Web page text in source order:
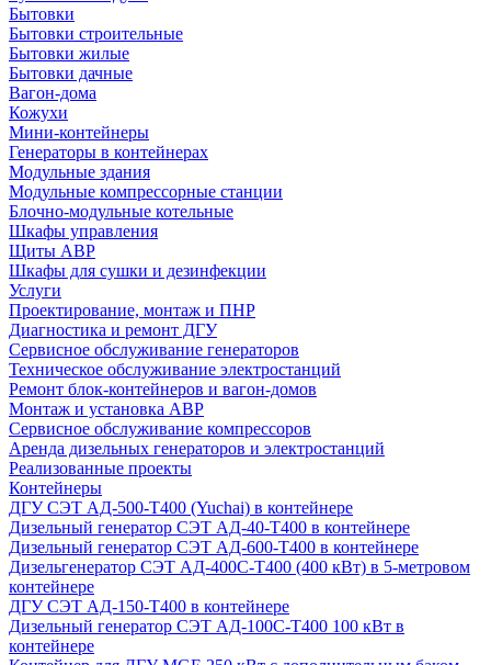
Бытовки
Бытовки строительные
Бытовки жилые
Бытовки дачные
Вагон-дома
Кожухи
Мини-контейнеры
Генераторы в контейнерах
Модульные здания
Модульные компрессорные станции
Блочно-модульные котельные
Шкафы управления
Щиты АВР
Шкафы для сушки и дезинфекции
Услуги
Проектирование, монтаж и ПНР
Диагностика и ремонт ДГУ
Сервисное обслуживание генераторов
Техническое обслуживание электростанций
Ремонт блок-контейнеров и вагон-домов
Монтаж и установка АВР
Сервисное обслуживание компрессоров
Аренда дизельных генераторов и электростанций
Реализованные проекты
Контейнеры
ДГУ СЭТ АД-500-Т400 (Yuchai) в контейнере
Дизельный генератор СЭТ АД-40-Т400 в контейнере
Дизельный генератор СЭТ АД-600-Т400 в контейнере
Дизельгенератор СЭТ АД-400С-Т400 (400 кВт) в 5-метровом
контейнере
ДГУ СЭТ АД-150-Т400 в контейнере
Дизельный генератор СЭТ АД-100С-Т400 100 кВт в
контейнере